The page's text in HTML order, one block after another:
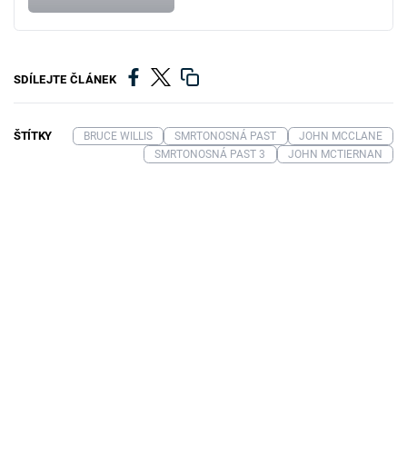
SDÍLEJTE ČLÁNEK
ŠTÍTKY BRUCE WILLIS SMRTONOSNÁ PAST
JOHN MCCLANE
SMRTONOSNÁ PAST 3
JOHN MCTIERNAN